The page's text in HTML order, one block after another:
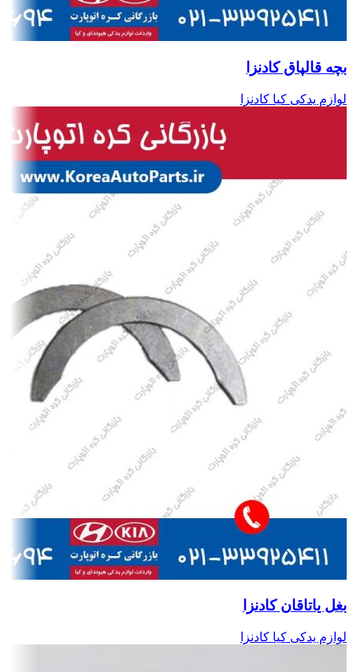
بچه قالپاق کادنزا
لوازم یدکی کیا کادنزا
بغل یاتاقان کادنزا
لوازم یدکی کیا کادنزا